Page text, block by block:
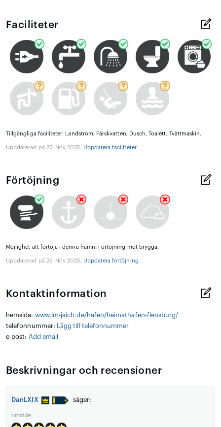
Faciliteter
Tillgängliga faciliteter: Landström, Färskvatten, Dusch, Toalett, Tvättmaskin.
Uppdaterad på 25. Nov 2025. Uppdatera faciliteter.
Förtöjning
Möjlighet att förtöja i denna hamn: Förtöjning mot brygga.
Uppdaterad på 25. Nov 2025. Uppdatera förtöjning.
Kontaktinformation
hemsida: www.im-jaich.de/hafen/heimathafen-flensburg/
telefonnummer:
Lägg till telefonnummer
e-post: Add email
Beskrivningar och recensioner
DanLXIX säger:
område